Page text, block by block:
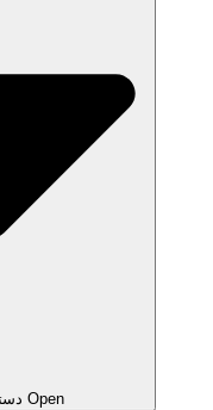
Open دسته بندی کالاها